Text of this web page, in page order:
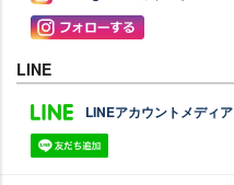
LINE
LINEアカウントメディア